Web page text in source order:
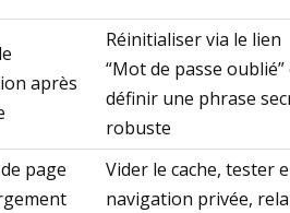
après
Réinitialiser via le lien
“Mot de passe oublié”
définir une phrase
robuste
page
Vider le cache, tester
navigation privée,